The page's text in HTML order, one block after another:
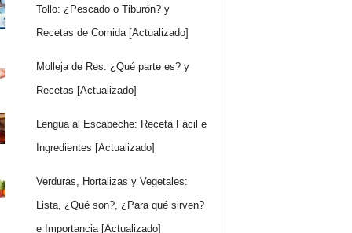
Tollo: ¿Pescado o Tiburón? y
Recetas de Comida [Actualizado]
Molleja de Res: ¿Qué parte es? y
Recetas [Actualizado]
Lengua al Escabeche: Receta Fácil e
Ingredientes [Actualizado]
Verduras, Hortalizas y Vegetales:
Lista, ¿Qué son?, ¿Para qué sirven?
e Importancia [Actualizado]